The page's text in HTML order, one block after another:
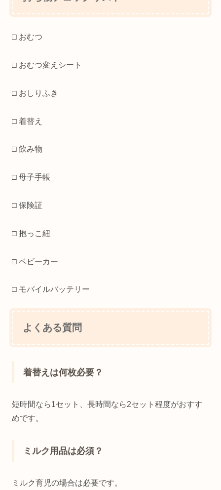
□ おむつ
□ おむつ変えシート
□ おしりふき
□ 着替え
□ 飲み物
□ 母子手帳
□ 保険証
□ 抱っこ紐
□ ベビーカー
□ モバイルバッテリー
よくある質問
着替えは何枚必要？
短時間なら1セット、長時間なら2セット程度がおすす
めです。
ミルク用品は必須？
ミルク育児の場合は必要です。